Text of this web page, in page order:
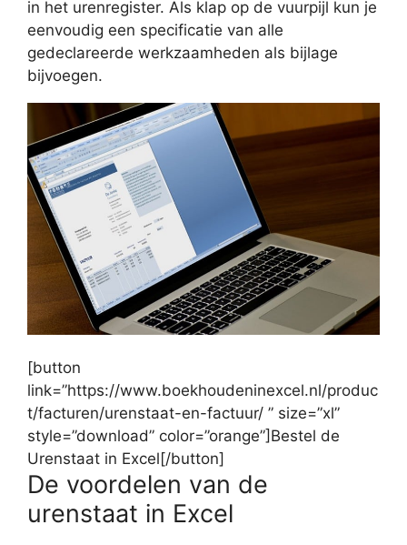
in het urenregister. Als klap op de vuurpijl kun je
eenvoudig een specificatie van alle
gedeclareerde werkzaamheden als bijlage
bijvoegen.
[button
link=”https://www.boekhoudeninexcel.nl/produc
t/facturen/urenstaat-en-factuur/ ” size=”xl”
style=”download” color=”orange”]Bestel de
Urenstaat in Excel[/button]
De voordelen van de
urenstaat in Excel